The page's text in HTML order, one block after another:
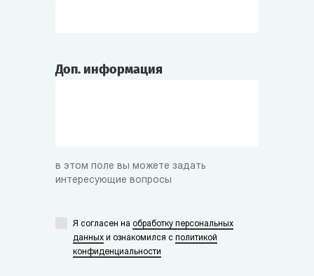
Доп. информация
в этом поле вы можете задать
интересующие вопросы
Я согласен на обработку персональных
данных и ознакомился с политикой
конфиденциальности